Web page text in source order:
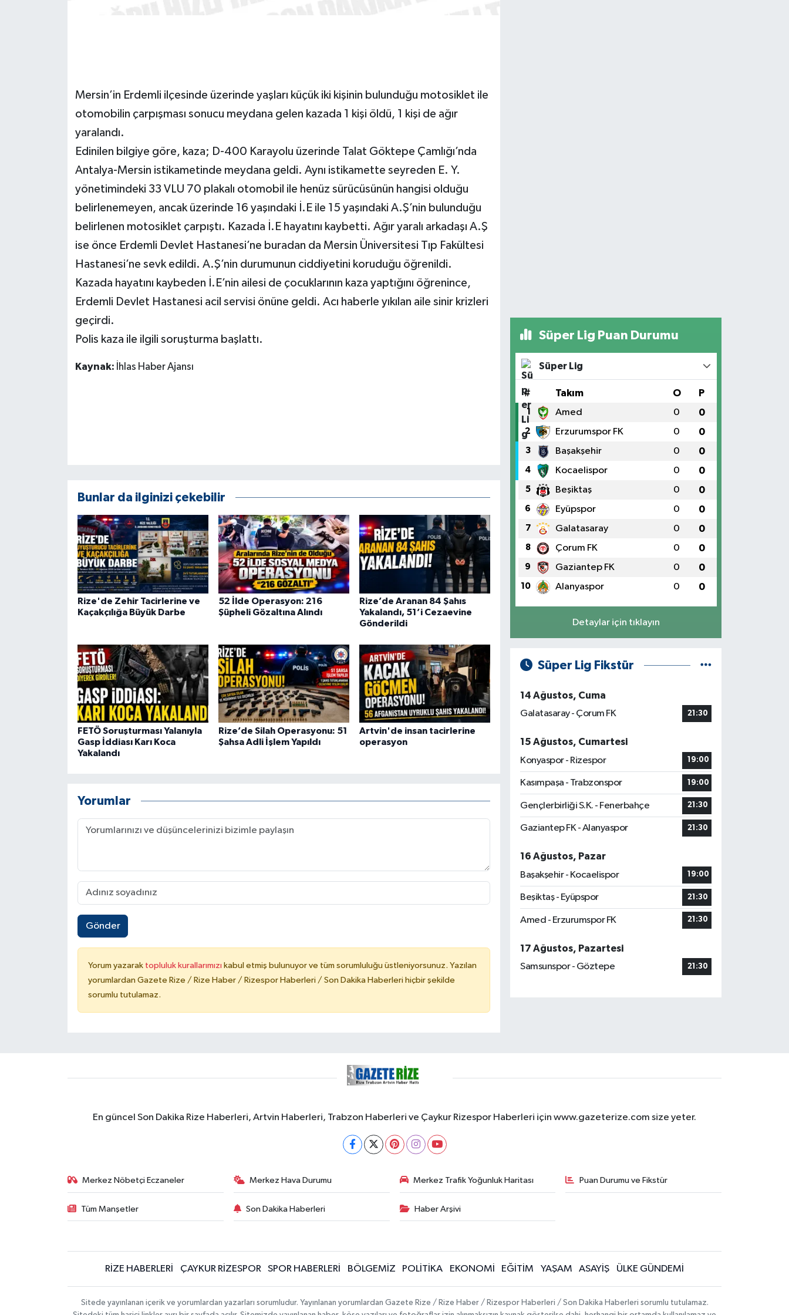
Mersin’in Erdemli ilçesinde üzerinde yaşları küçük iki kişinin bulunduğu motosiklet ile
otomobilin çarpışması sonucu meydana gelen kazada 1 kişi öldü, 1 kişi de ağır
yaralandı.
Edinilen bilgiye göre, kaza; D-400 Karayolu üzerinde Talat Göktepe Çamlığı’nda
Antalya-Mersin istikametinde meydana geldi. Aynı istikamette seyreden E. Y.
yönetimindeki 33 VLU 70 plakalı otomobil ile henüz sürücüsünün hangisi olduğu
belirlenemeyen, ancak üzerinde 16 yaşındaki İ.E ile 15 yaşındaki A.Ş’nin bulunduğu
belirlenen motosiklet çarpıştı. Kazada İ.E hayatını kaybetti. Ağır yaralı arkadaşı A.Ş
ise önce Erdemli Devlet Hastanesi’ne buradan da Mersin Üniversitesi Tıp Fakültesi
Hastanesi’ne sevk edildi. A.Ş’nin durumunun ciddiyetini koruduğu öğrenildi.
Kazada hayatını kaybeden İ.E’nin ailesi de çocuklarının kaza yaptığını öğrenince,
Erdemli Devlet Hastanesi acil servisi önüne geldi. Acı haberle yıkılan aile sinir krizleri
geçirdi.
Polis kaza ile ilgili soruşturma başlattı.
Kaynak: İhlas Haber Ajansı
Bunlar da ilginizi çekebilir
Rize'de Zehir Tacirlerine ve
Kaçakçılığa Büyük Darbe
52 İlde Operasyon: 216
Şüpheli Gözaltına Alındı
Rize’de Aranan 84 Şahıs
Yakalandı, 51’i Cezaevine
Gönderildi
FETÖ Soruşturması Yalanıyla
Gasp İddiası Karı Koca
Yakalandı
Rize’de Silah Operasyonu: 51
Şahsa Adli İşlem Yapıldı
Artvin'de insan tacirlerine
operasyon
Yorumlar
Gönder
Yorum yazarak topluluk kurallarımızı kabul etmiş bulunuyor ve tüm sorumluluğu üstleniyorsunuz. Yazılan
yorumlardan Gazete Rize / Rize Haber / Rizespor Haberleri / Son Dakika Haberleri hiçbir şekilde
sorumlu tutulamaz.
Süper Lig Puan Durumu
Süper Lig
# Takım O P
1 Amed 0 0
2 Erzurumspor FK 0 0
3 Başakşehir 0 0
4 Kocaelispor 0 0
5 Beşiktaş 0 0
6 Eyüpspor 0 0
7 Galatasaray 0 0
8 Çorum FK 0 0
9 Gaziantep FK 0 0
10 Alanyaspor 0 0
Detaylar için tıklayın
Süper Lig Fikstür
14 Ağustos, Cuma
Galatasaray - Çorum FK
21:30
15 Ağustos, Cumartesi
Konyaspor - Rizespor
19:00
Kasımpaşa - Trabzonspor 19:00
Gençlerbirliği S.K. - Fenerbahçe 21:30
Gaziantep FK - Alanyaspor 21:30
16 Ağustos, Pazar
Başakşehir - Kocaelispor
19:00
Beşiktaş - Eyüpspor 21:30
Amed - Erzurumspor FK 21:30
17 Ağustos, Pazartesi
Samsunspor - Göztepe
21:30
En güncel Son Dakika Rize Haberleri, Artvin Haberleri, Trabzon Haberleri ve Çaykur Rizespor Haberleri için www.gazeterize.com size yeter.
Merkez Nöbetçi Eczaneler Merkez Hava Durumu Merkez Trafik Yoğunluk Haritası Puan Durumu ve Fikstür
Tüm Manşetler Son Dakika Haberleri Haber Arşivi
RİZE HABERLERİ ÇAYKUR RİZESPOR SPOR HABERLERİ BÖLGEMİZ POLİTİKA EKONOMİ EĞİTİM YAŞAM ASAYİŞ ÜLKE GÜNDEMİ
Sitede yayınlanan içerik ve yorumlardan yazarları sorumludur. Yayınlanan yorumlardan Gazete Rize / Rize Haber / Rizespor Haberleri / Son Dakika Haberleri sorumlu tutulamaz.
HABERDE İNSAN
İş Dünyası
Jandarma
KÜLTÜR SANAT
MAGAZİN
Otomobil
ÜLKE GÜNDEMİ